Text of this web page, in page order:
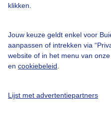
klikken.
Jouw keuze geldt enkel voor
aanpassen of intrekken via
website of in het menu van
en cookiebeleid
Lijst met advertentiepartners
Adverteren
Privacy beleid
Cookie beleid